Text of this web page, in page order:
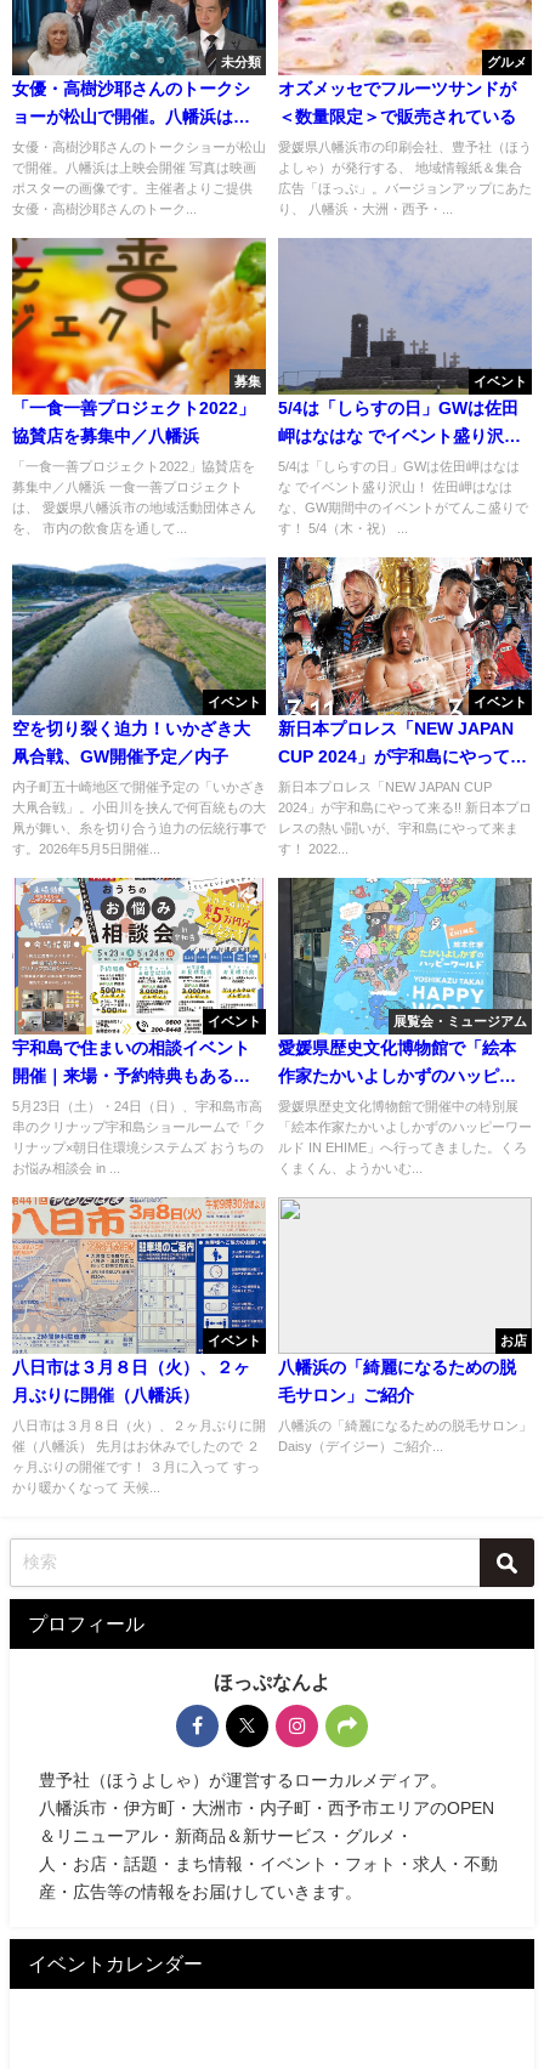
未分類
女優・高樹沙耶さんのトークシ
ョーが松山で開催。八幡浜は上
映会開催
女優・高樹沙耶さんのトークショーが松山
で開催。八幡浜は上映会開催 写真は映画
ポスターの画像です。主催者よりご提供
女優・高樹沙耶さんのトーク...
グルメ
オズメッセでフルーツサンドが
＜数量限定＞で販売されている
愛媛県八幡浜市の印刷会社、豊予社（ほう
よしゃ）が発行する、 地域情報紙＆集合
広告「ほっぷ」。バージョンアップにあた
り、 八幡浜・大洲・西予・...
募集
「一食一善プロジェクト2022」
協賛店を募集中／八幡浜
「一食一善プロジェクト2022」協賛店を
募集中／八幡浜 一食一善プロジェクト
は、 愛媛県八幡浜市の地域活動団体さん
を、 市内の飲食店を通して...
イベント
5/4は「しらすの日」GWは佐田
岬はなはな でイベント盛り沢
山！
5/4は「しらすの日」GWは佐田岬はなは
な でイベント盛り沢山！ 佐田岬はなは
な、GW期間中のイベントがてんこ盛りで
す！ 5/4（木・祝） ...
イベント
空を切り裂く迫力！いかざき大
凧合戦、GW開催予定／内子
内子町五十崎地区で開催予定の「いかざき
大凧合戦」。小田川を挟んで何百統もの大
凧が舞い、糸を切り合う迫力の伝統行事で
す。2026年5月5日開催...
イベント
新日本プロレス「NEW JAPAN
CUP 2024」が宇和島にやって来
る!!
新日本プロレス「NEW JAPAN CUP
2024」が宇和島にやって来る!! 新日本プロ
レスの熱い闘いが、宇和島にやって来ま
す！ 2022...
イベント
宇和島で住まいの相談イベント
開催｜来場・予約特典もある
「おうちのお悩み相談会」
5月23日（土）・24日（日）、宇和島市高
串のクリナップ宇和島ショールームで「ク
リナップ×朝日住環境システムズ おうちの
お悩み相談会 in ...
展覧会・ミュージアム
愛媛県歴史文化博物館で「絵本
作家たかいよしかずのハッピー
ワールド IN EHIME」開催中
愛媛県歴史文化博物館で開催中の特別展
「絵本作家たかいよしかずのハッピーワー
ルド IN EHIME」へ行ってきました。くろ
くまくん、ようかいむ...
イベント
八日市は３月８日（火）、２ヶ
月ぶりに開催（八幡浜）
八日市は３月８日（火）、２ヶ月ぶりに開
催（八幡浜） 先月はお休みでしたので ２
ヶ月ぶりの開催です！ ３月に入って すっ
かり暖かくなって 天候...
お店
八幡浜の「綺麗になるための脱
毛サロン」ご紹介
八幡浜の「綺麗になるための脱毛サロン」
Daisy（デイジー）ご紹介...
プロフィール
ほっぷなんよ
豊予社（ほうよしゃ）が運営するローカルメディア。
八幡浜市・伊方町・大洲市・内子町・西予市エリアのOPEN
＆リニューアル・新商品＆新サービス・グルメ・
人・お店・話題・まち情報・イベント・フォト・求人・不動
産・広告等の情報をお届けしていきます。
イベントカレンダー